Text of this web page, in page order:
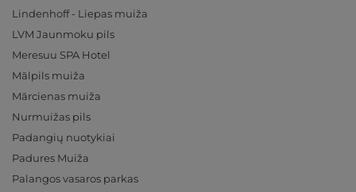
Lindenhoff - Liepas muiža
LVM Jaunmoku pils
Meresuu SPA Hotel
Mālpils muiža
Mārcienas muiža
Nurmuižas pils
Padangių nuotykiai
Padures Muiža
Palangos vasaros parkas